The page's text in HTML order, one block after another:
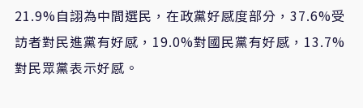
21.9%自詡為中間選民，在政黨好感度部分，37.6%受
訪者對民進黨有好感，19.0%對國民黨有好感，13.7%
對民眾黨表示好感。